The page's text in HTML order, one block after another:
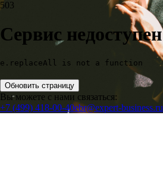
503
Сервис недоступен
e.replaceAll is not a function
Обновить страницу
Вы можете с нами связаться:
+7 (499) 418-00-40ebr@expert-business.ru